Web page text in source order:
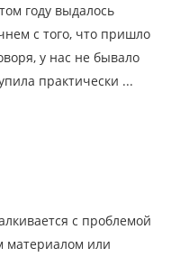
году выдалось
с того, что пришло
у нас не бывало
практически ...
с проблемой
материалом или